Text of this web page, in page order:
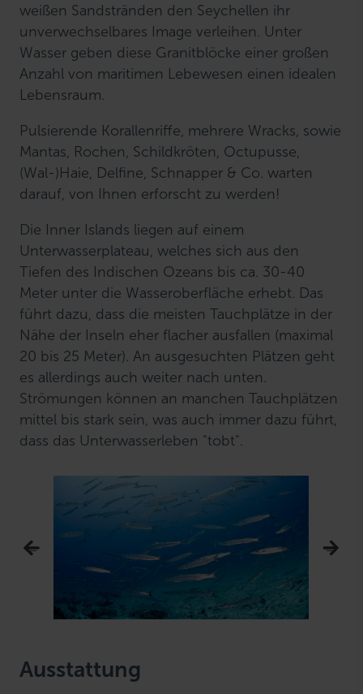
weißen Sandstränden den Seychellen ihr
unverwechselbares Image verleihen. Unter
Wasser geben diese Granitblöcke einer großen
Anzahl von maritimen Lebewesen einen idealen
Lebensraum.
Pulsierende Korallenriffe, mehrere Wracks, sowie
Mantas, Rochen, Schildkröten, Octupusse,
(Wal-)Haie, Delfine, Schnapper & Co. warten
darauf, von Ihnen erforscht zu werden!
Die Inner Islands liegen auf einem
Unterwasserplateau, welches sich aus den
Tiefen des Indischen Ozeans bis ca. 30-40
Meter unter die Wasseroberfläche erhebt. Das
führt dazu, dass die meisten Tauchplätze in der
Nähe der Inseln eher flacher ausfallen (maximal
20 bis 25 Meter). An ausgesuchten Plätzen geht
es allerdings auch weiter nach unten.
Strömungen können an manchen Tauchplätzen
mittel bis stark sein, was auch immer dazu führt,
dass das Unterwasserleben "tobt".
Ausstattung